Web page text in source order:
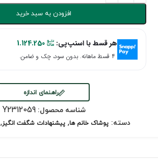
افزودن به سبد خرید
هر قسط با اسنپ‌پی: 1.124.250
۴ قسط ماهانه. بدون سود، چک و ضامن.
راهنمای اندازه
شناسه محصول:Y2312059
دسته: پوشاک خانم ها, پیشنهادات شگفت انگیز,